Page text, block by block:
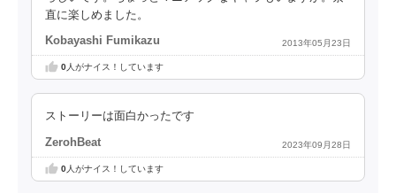
直に楽しめました。
Kobayashi Fumikazu 2013年05月23日
0人がナイス！しています
ストーリーは面白かったです
ZerohBeat 2023年09月28日
0人がナイス！しています